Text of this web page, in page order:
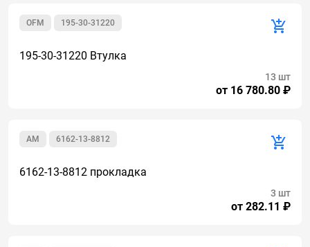
195-30-31220
OFM
195-30-31220 Втулка
от 16 780.80 ₽
13 шт
6162-13-8812
AM
6162-13-8812 прокладка
от 282.11 ₽
3 шт